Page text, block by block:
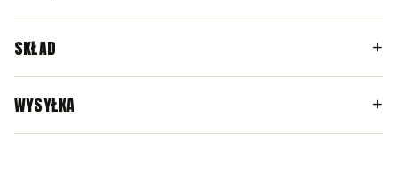
SKŁAD +
WYSYŁKA +